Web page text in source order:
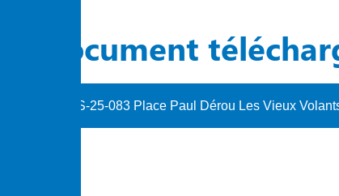
Document
S-25-083 Place Paul Dérou Les Vieux